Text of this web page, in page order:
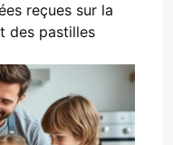
reçues sur la
des pastilles